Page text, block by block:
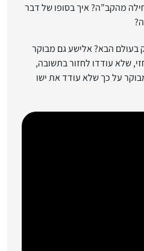
מהקב”ה? איך בסופו של דבר
בעולם הבא? אלישע גם מבוקר
שלא עודדו לחזור בתשובה,
על כך שלא עודד את ישו